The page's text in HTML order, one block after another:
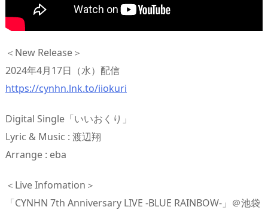
＜New Release＞
2024年4月17日（水）配信
https://cynhn.lnk.to/iiokuri
Digital Single「いいおくり」
Lyric & Music : 渡辺翔
Arrange : eba
＜Live Infomation＞
「CYNHN 7th Anniversary LIVE -BLUE RAINBOW-」＠池袋